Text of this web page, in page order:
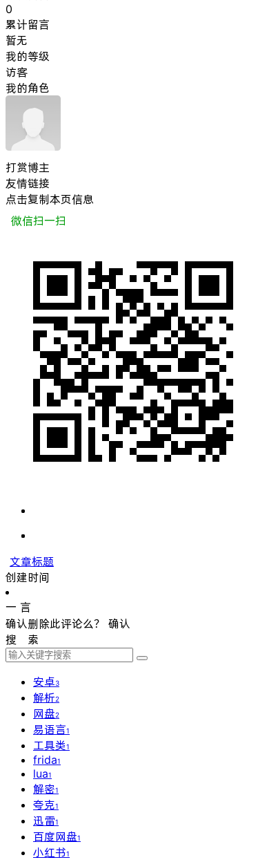
0
累计留言
暂无
我的等级
访客
我的角色
打赏博主
友情链接
点击复制本页信息
微信扫一扫
文章标题
创建时间
一 言
确认删除此评论么？
确认
搜 索
安卓3
解析2
网盘2
易语言1
工具类1
frida1
lua1
解密1
夸克1
迅雷1
百度网盘1
小红书1